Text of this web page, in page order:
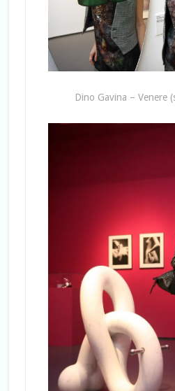
Dino Gavina – Venere